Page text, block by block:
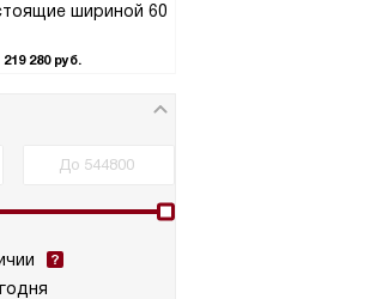
шириной 60
280 руб.